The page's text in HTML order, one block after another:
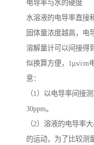
电导率与水的硬度
水溶液的电导率直接
固体量浓度越高，电
溶解量计可以间接得
似换算方便，1μs/cm
意：
（1）以电导率间接
30ppm。
（2）溶液的电导率
的运动，为了比较测